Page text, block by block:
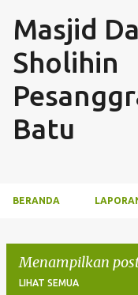
Masjid
Sholihin
Batu
BERANDA
Menampilkan
LIHAT SEMUA